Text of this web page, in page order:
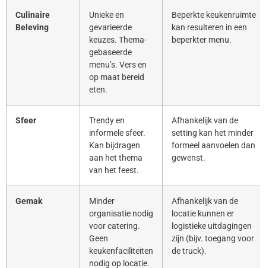
Culinaire
Beleving
Unieke en
gevarieerde
keuzes. Thema-
gebaseerde
menu’s. Vers en
op maat bereid
eten.
Beperkte keukenruimte
kan resulteren in een
beperkter menu.
Sfeer
Trendy en
informele sfeer.
Kan bijdragen
aan het thema
van het feest.
Afhankelijk van de
setting kan het minder
formeel aanvoelen dan
gewenst.
Gemak
Minder
organisatie nodig
voor catering.
Geen
keukenfaciliteiten
nodig op locatie.
Afhankelijk van de
locatie kunnen er
logistieke uitdagingen
zijn (bijv. toegang voor
de truck).